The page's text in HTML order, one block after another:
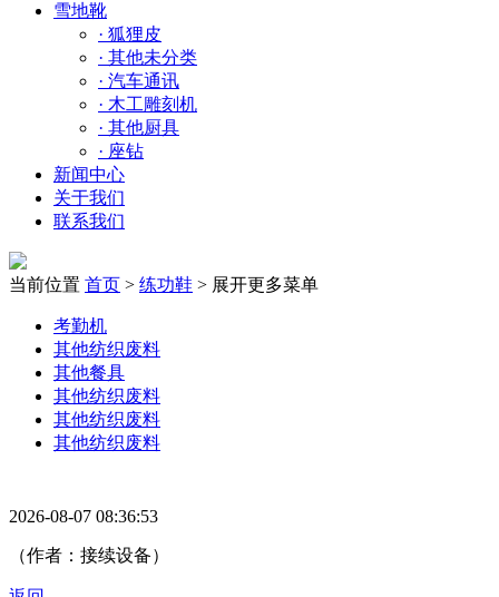
雪地靴
· 狐狸皮
· 其他未分类
· 汽车通讯
· 木工雕刻机
· 其他厨具
· 座钻
新闻中心
关于我们
联系我们
当前位置 首页 > 练功鞋 > 展开更多菜单
考勤机
其他纺织废料
其他餐具
其他纺织废料
其他纺织废料
其他纺织废料
2026-08-07 08:36:53
（作者：接续设备）